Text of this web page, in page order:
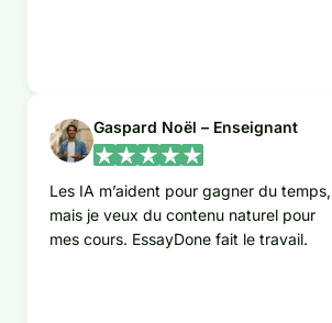
Gaspard Noël – Enseignant
Les IA m’aident pour gagner du temps,
mais je veux du contenu naturel pour
mes cours. EssayDone fait le travail.